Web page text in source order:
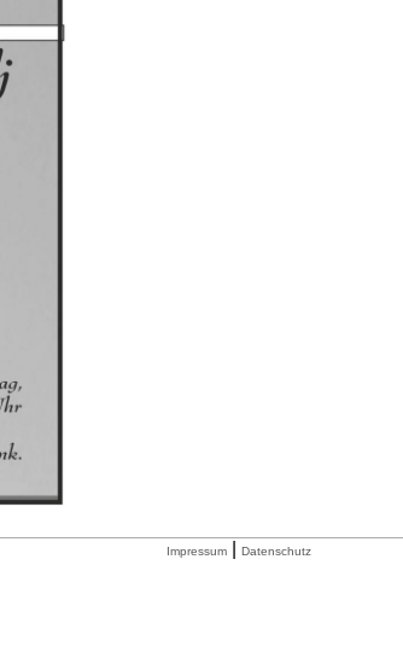
Impressum Datenschutz